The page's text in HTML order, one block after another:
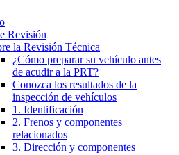
Revisión
la Revisión Técnica
¿Cómo preparar su vehículo antes
de acudir a la PRT?
Conozca los resultados de la
inspección de vehículos
1. Identificación
2. Frenos y componentes
relacionados
3. Dirección y componentes